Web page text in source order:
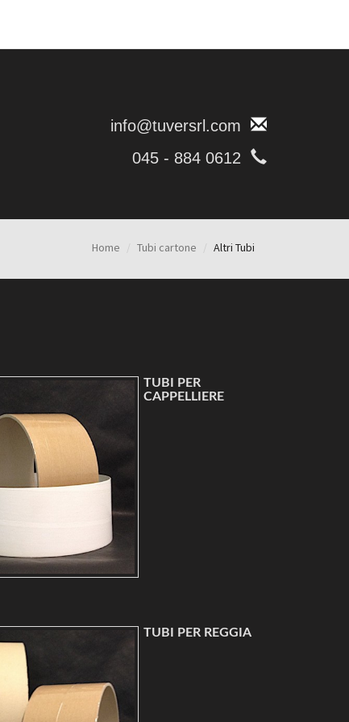
info@tuversrl.com
045 - 884 0612
Home Tubi cartone Altri Tubi
TUBI PER
CAPPELLIERE
TUBI PER REGGIA